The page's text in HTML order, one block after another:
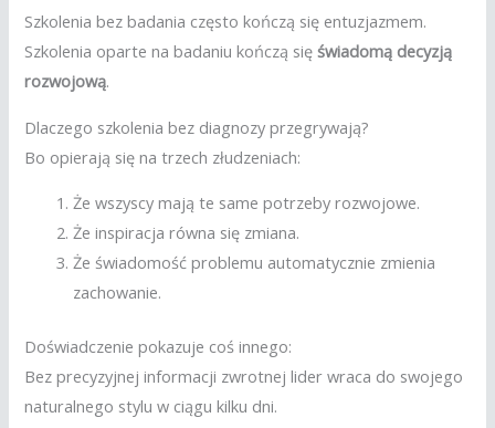
Szkolenia bez badania często kończą się entuzjazmem.
Szkolenia oparte na badaniu kończą sięświadomą decyzją
rozwojową.
Dlaczego szkolenia bez diagnozy przegrywają?
Bo opierają się na trzech złudzeniach:
Że wszyscy mają te same potrzeby rozwojowe.
Że inspiracja równa się zmiana.
Że świadomość problemu automatycznie zmienia
zachowanie.
Doświadczenie pokazuje coś innego:
Bez precyzyjnej informacji zwrotnej lider wraca do swojego
naturalnego stylu w ciągu kilku dni.